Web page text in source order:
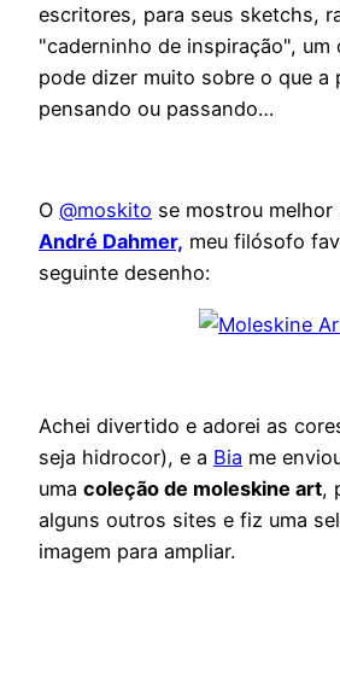
escritores, para seus sketchs,
"caderninho de inspiração", um
pode dizer muito sobre o que a
pensando ou passando…
O @moskito se mostrou
André Dahmer, meu filósofo
seguinte desenho:
Achei divertido e adorei as
seja hidrocor), e a Bia me
uma coleção de moleskine art,
alguns outros sites e fiz uma
imagem para ampliar.